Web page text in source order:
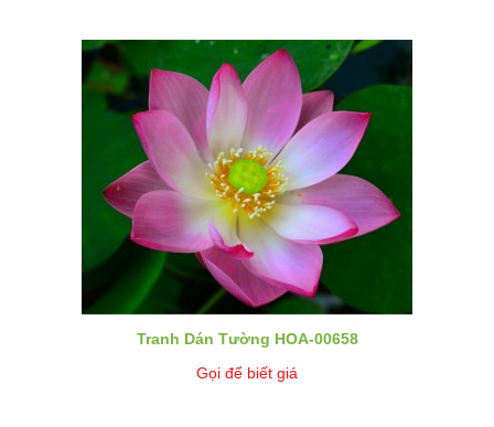
Tranh Dán Tường HOA-00658
Gọi để biết giá